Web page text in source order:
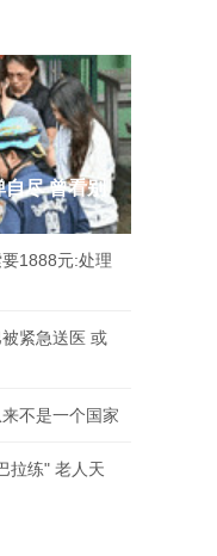
尽 曾看别
1888元:处理
紧急送医 或
不是一个国家
拉练" 老人天